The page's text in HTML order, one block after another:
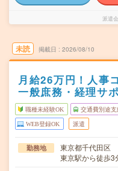
派遣
未読 掲載日 2026/08/10
月給26万円！人事
一般庶務・経理サ
職種未経験OK 交通費別途支
WEB登録OK 派遣
勤務地
東京都千代田区
東京駅から徒歩3